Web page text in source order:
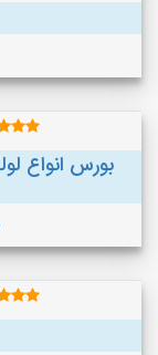
بورس انواع